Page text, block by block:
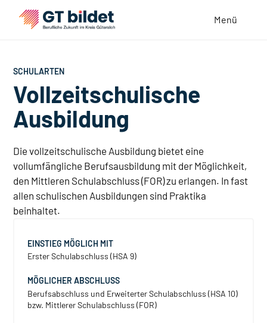
Menü
SCHULARTEN
Vollzeitschulische
Ausbildung
Die vollzeitschulische Ausbildung bietet eine
vollumfängliche Berufsausbildung mit der Möglichkeit,
den Mittleren Schulabschluss (FOR) zu erlangen. In fast
allen schulischen Ausbildungen sind Praktika
beinhaltet.
EINSTIEG MÖGLICH MIT
Erster Schulabschluss (HSA 9)
MÖGLICHER ABSCHLUSS
Berufsabschluss und Erweiterter Schulabschluss (HSA 10)
bzw. Mittlerer Schulabschluss (FOR)